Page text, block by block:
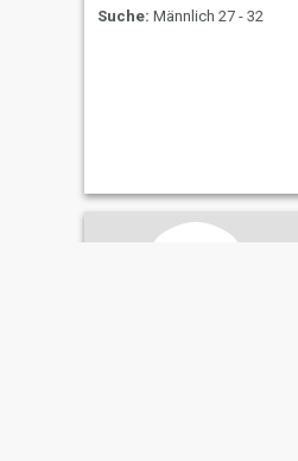
Suche: Männlich 27 - 32